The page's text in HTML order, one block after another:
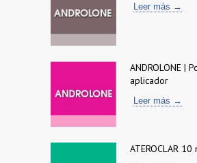
Leer más →
ANDROLONE |
aplicador
Leer más →
ATEROCLAR 10